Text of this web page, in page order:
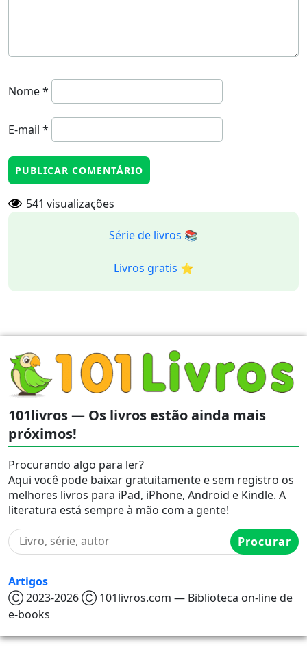
Nome*
E-mail *
541 visualizações
Série de livros 📚
Livros gratis ⭐️
101livros — Os livros estão ainda mais
próximos!
Procurando algo para ler?
Aqui você pode baixar gratuitamente e sem registro os
melhores livros para iPad, iPhone, Android e Kindle. A
literatura está sempre à mão com a gente!
Procurar
Artigos
Ⓒ 2023-2026 Ⓒ 101livros.com — Biblioteca on-line de
e-books